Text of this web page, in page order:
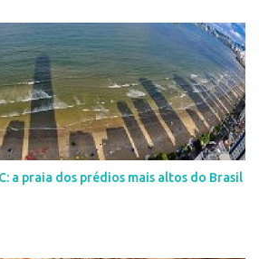
a praia dos prédios mais altos do Brasil